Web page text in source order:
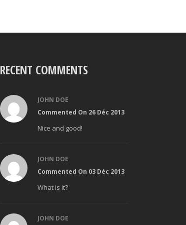
RECENT COMMENTS
JOHN DOE
Commented On 26 Déc 2013
Nice and good!
JOHN DOE
Commented On 03 Déc 2013
What is it?
JOHN DOE